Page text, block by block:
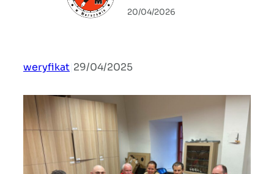
2024-2026
20/04/2026
weryfikat 29/04/2025